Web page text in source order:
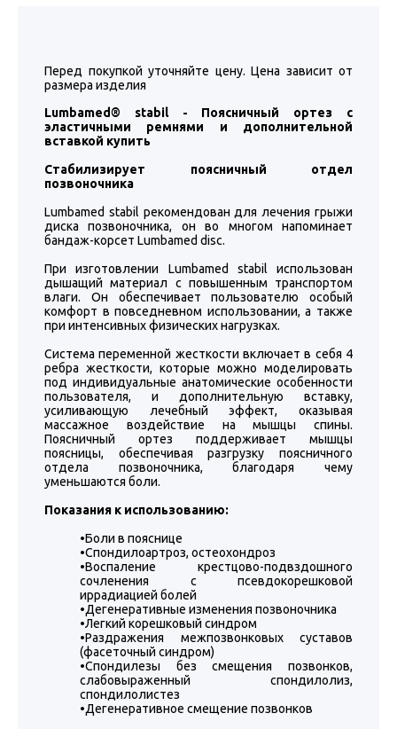
Перед покупкой уточняйте цену. Цена зависит от
размера изделия
Lumbamed® stabil - Поясничный ортез с
эластичными ремнями и дополнительной
вставкой купить
Стабилизирует поясничный отдел
позвоночника
Lumbamed stabil рекомендован для лечения грыжи
диска позвоночника, он во многом напоминает
бандаж-корсет Lumbamed disc.
При изготовлении Lumbamed stabil использован
дышащий материал с повышенным транспортом
влаги. Он обеспечивает пользователю особый
комфорт в повседневном использовании, а также
при интенсивных физических нагрузках.
Система переменной жесткости включает в себя 4
ребра жесткости, которые можно моделировать
под индивидуальные анатомические особенности
пользователя, и дополнительную вставку,
усиливающую лечебный эффект, оказывая
массажное воздействие на мышцы спины.
Поясничный ортез поддерживает мышцы
поясницы, обеспечивая разгрузку поясничного
отдела позвоночника, благодаря чему
уменьшаются боли.
Показания к использованию:
•Боли в пояснице
•Спондилоартроз, остеохондроз
•Воспаление крестцово-подвздошного
сочленения с псевдокорешковой
иррадиацией болей
•Дегенеративные изменения позвоночника
•Легкий корешковый синдром
•Раздражения межпозвонковых суставов
(фасеточный синдром)
•Спондилезы без смещения позвонков,
слабовыраженный спондилолиз,
спондилолистез
•Дегенеративное смещение позвонков